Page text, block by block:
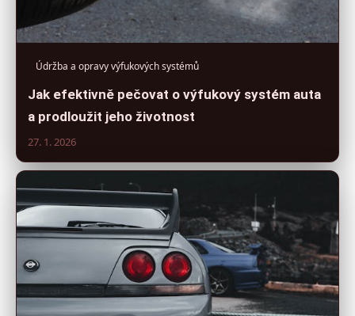
Údržba a opravy výfukových systémů
Jak efektivně pečovat o výfukový systém auta
a prodloužit jeho životnost
27. 1. 2026